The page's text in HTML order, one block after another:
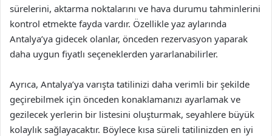
sürelerini, aktarma noktalarını ve hava durumu tahminlerini
kontrol etmekte fayda vardır. Özellikle yaz aylarında
Antalya’ya gidecek olanlar, önceden rezervasyon yaparak
daha uygun fiyatlı seçeneklerden yararlanabilirler.
Ayrıca, Antalya’ya varışta tatilinizi daha verimli bir şekilde
geçirebilmek için önceden konaklamanızı ayarlamak ve
gezilecek yerlerin bir listesini oluşturmak, seyahlere büyük
kolaylık sağlayacaktır. Böylece kısa süreli tatilinizden en iyi